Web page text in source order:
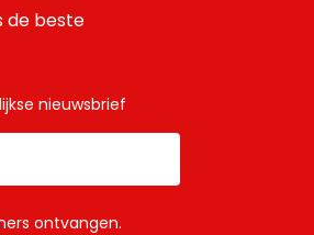
de beste
nieuwsbrief
ontvangen.